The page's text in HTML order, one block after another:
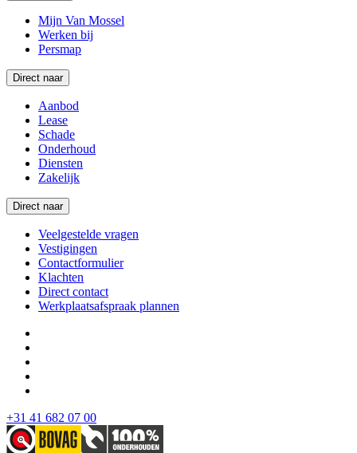
Mijn Van Mossel
Werken bij
Persmap
Direct naar
Aanbod
Lease
Schade
Onderhoud
Diensten
Zakelijk
Direct naar
Veelgestelde vragen
Vestigingen
Contactformulier
Klachten
Direct contact
Werkplaatsafspraak plannen
+31 41 682 07 00